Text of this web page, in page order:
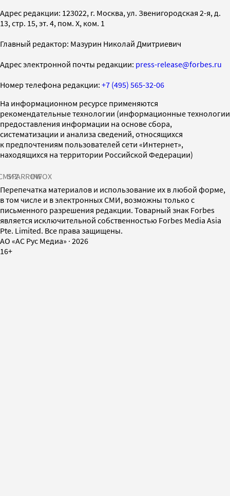
Адрес редакции: 123022, г. Москва, ул. Звенигородская 2-я, д.
13, стр. 15, эт. 4, пом. X, ком. 1
Главный редактор: Мазурин Николай Дмитриевич
Адрес электронной почты редакции: press-release@forbes.ru
Номер телефона редакции: +7 (495) 565-32-06
На информационном ресурсе применяются
рекомендательные технологии (информационные технологии
предоставления информации на основе сбора,
систематизации и анализа сведений, относящихся
к предпочтениям пользователей сети «Интернет»,
находящихся на территории Российской Федерации)
SPARROWINFOX
Перепечатка материалов и использование их в любой форме,
в том числе и в электронных СМИ, возможны только с
письменного разрешения редакции. Товарный знак Forbes
является исключительной собственностью Forbes Media Asia
Pte. Limited. Все права защищены.
AO «АС Рус Медиа» · 2026
16+